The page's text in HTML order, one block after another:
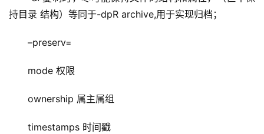
持目录 结构）等同于-dpR archive,用于实现归档；
–preserv=
mode 权限
ownership 属主属组
timestamps 时间戳